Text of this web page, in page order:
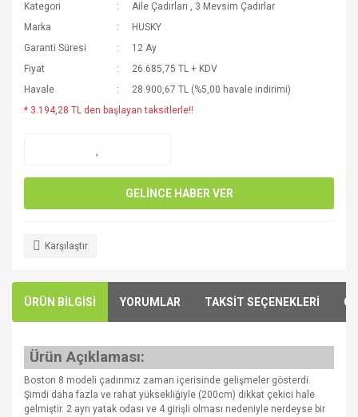
Kategori Aile Çadırları , 3 Mevsim Çadırlar
Marka
HUSKY
Garanti Süresi
12 Ay
Fiyat
26.685,75 TL + KDV
Havale
28.900,67 TL (%5,00 havale indirimi)
* 3.194,28 TL den başlayan taksitlerle!!
GELİNCE HABER VER
Karşılaştır
ÜRÜN BİLGİSİ YORUMLAR TAKSİT SEÇENEKLERİ
Ürün Açıklaması:
Boston 8 modeli çadırımız zaman içerisinde gelişmeler gösterdi.
Şimdi daha fazla ve rahat yüksekliğiyle (200cm) dikkat çekici hale
gelmiştir. 2 ayrı yatak odası ve 4 girişli olması nedeniyle nerdeyse bir